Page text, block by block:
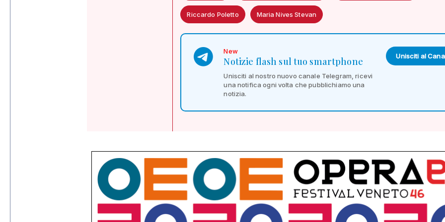
Riccardo Poletto Maria Nives Stevan
New
Notizie flash sul tuo smartphone
Unisciti al nostro nuovo canale Telegram, ricevi
una notifica ogni volta che pubblichiamo una
notizia.
Unisciti al